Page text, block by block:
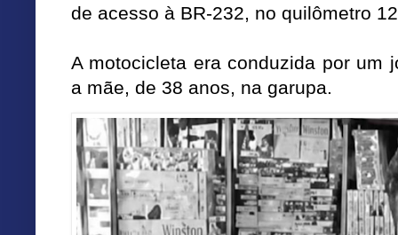
de acesso à BR-232, no quilômetro
A motocicleta era conduzida por um
a mãe, de 38 anos, na garupa.